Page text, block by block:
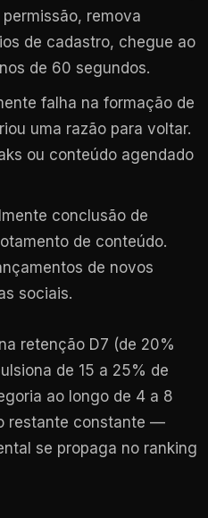
remova
de cadastro, chegue ao
de 60 segundos.
falha na formação de
uma razão para voltar.
ou conteúdo agendado
conclusão de
de conteúdo.
de novos
sociais.
retenção D7 (de 20%
de 15 a 25% de
ao longo de 4 a 8
restante constante —
se propaga no ranking